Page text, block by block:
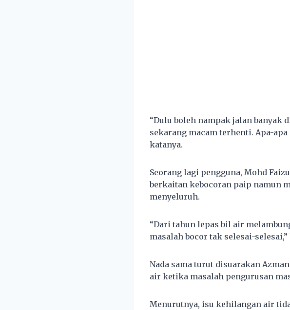
“Dulu boleh nampak jalan banyak
sekarang macam terhenti. Apa-
katanya.
Seorang lagi pengguna, Mohd
berkaitan kebocoran paip namun
menyeluruh.
“Dari tahun lepas bil air
masalah bocor tak selesai-selesai,”
Nada sama turut disuarakan
air ketika masalah pengurusan
Menurutnya, isu kehilangan air